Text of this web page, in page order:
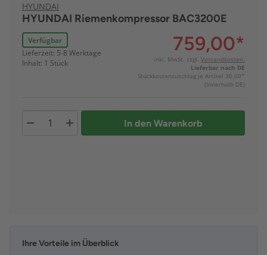
HYUNDAI
HYUNDAI Riemenkompressor BAC3200E
Verfügbar
Lieferzeit: 5-8 Werktage
Inhalt: 1 Stück
759,00*
inkl. MwSt. zzgl. Versandkosten:
Lieferbar nach DE
Stückkostenzuschlag je Artikel 30,00*
(Innerhalb DE)
In den Warenkorb
Ihre Vorteile im Überblick